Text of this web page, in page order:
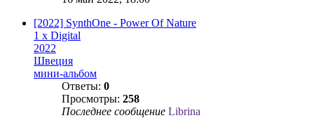
[2022] SynthOne - Power Of Nature
1 x Digital
2022
Швеция
мини-альбом
Ответы: 0
Просмотры: 258
Последнее сообщение Librina